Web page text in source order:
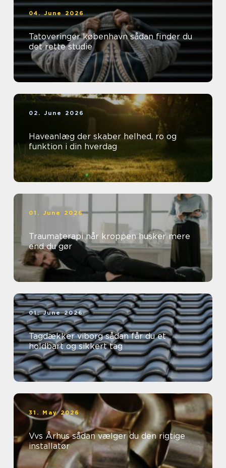
04. June 2026
Tatoveringer københavn sådan finder du
det rette studie
02. June 2026
Haveanlæg der skaber helhed, ro og
funktion i din hverdag
01. June 2026
Traumaterapi når kroppen husker mere
end du gør
01. June 2026
Tagdækker viborg sådan får du et
holdbart og sikkert tag
31. May 2026
Vvs Århus sådan vælger du den rigtige
installatør